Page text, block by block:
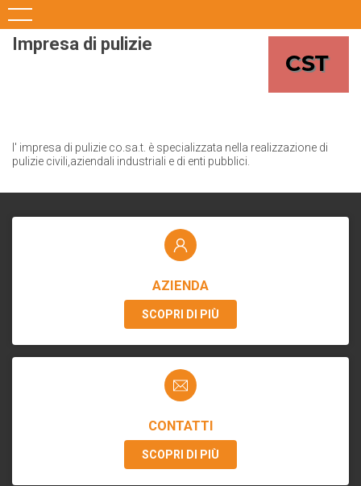
Impresa di pulizie
l' impresa di pulizie co.sa.t. è specializzata nella realizzazione di
pulizie civili,aziendali industriali e di enti pubblici.
AZIENDA
SCOPRI DI PIÙ
CONTATTI
SCOPRI DI PIÙ